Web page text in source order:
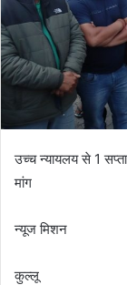
उच्च न्यायलय से 1
मांग
न्यूज मिशन
कुल्लू